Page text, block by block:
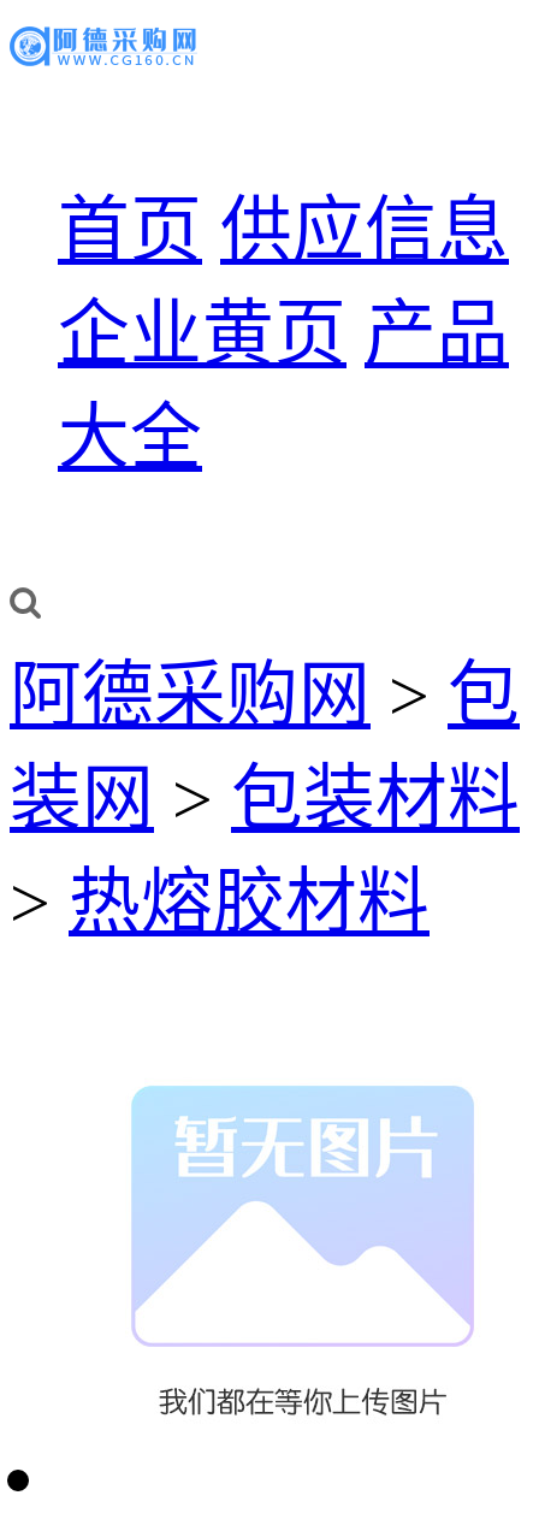
首页 供应信息
企业黄页 产品
大全
阿德采购网 > 包
装网 > 包装材料
> 热熔胶材料